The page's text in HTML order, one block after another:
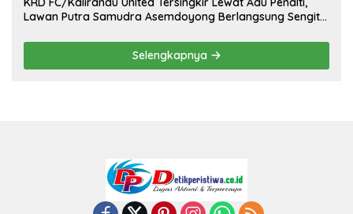
Lawan Putra Samudra Asemdoyong Berlangsung Sengit
Selengkapnya